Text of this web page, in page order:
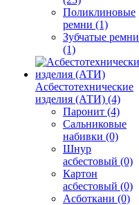
Поликлиновые
ремни (1)
Зубчатые ремни
(1)
Асбестотехнические
изделия (АТИ) (4)
Паронит (4)
Сальниковые
набивки (0)
Шнур
асбестовый (0)
Картон
асбестовый (0)
Асботкани (0)